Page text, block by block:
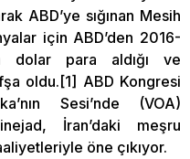
ABD’ye sığınan Mesih
için ABD’den 2016-
dolar para aldığı ve
oldu.[1] ABD Kongresi
Sesi’nde (VOA)
İran’daki meşru
öne çıkıyor.